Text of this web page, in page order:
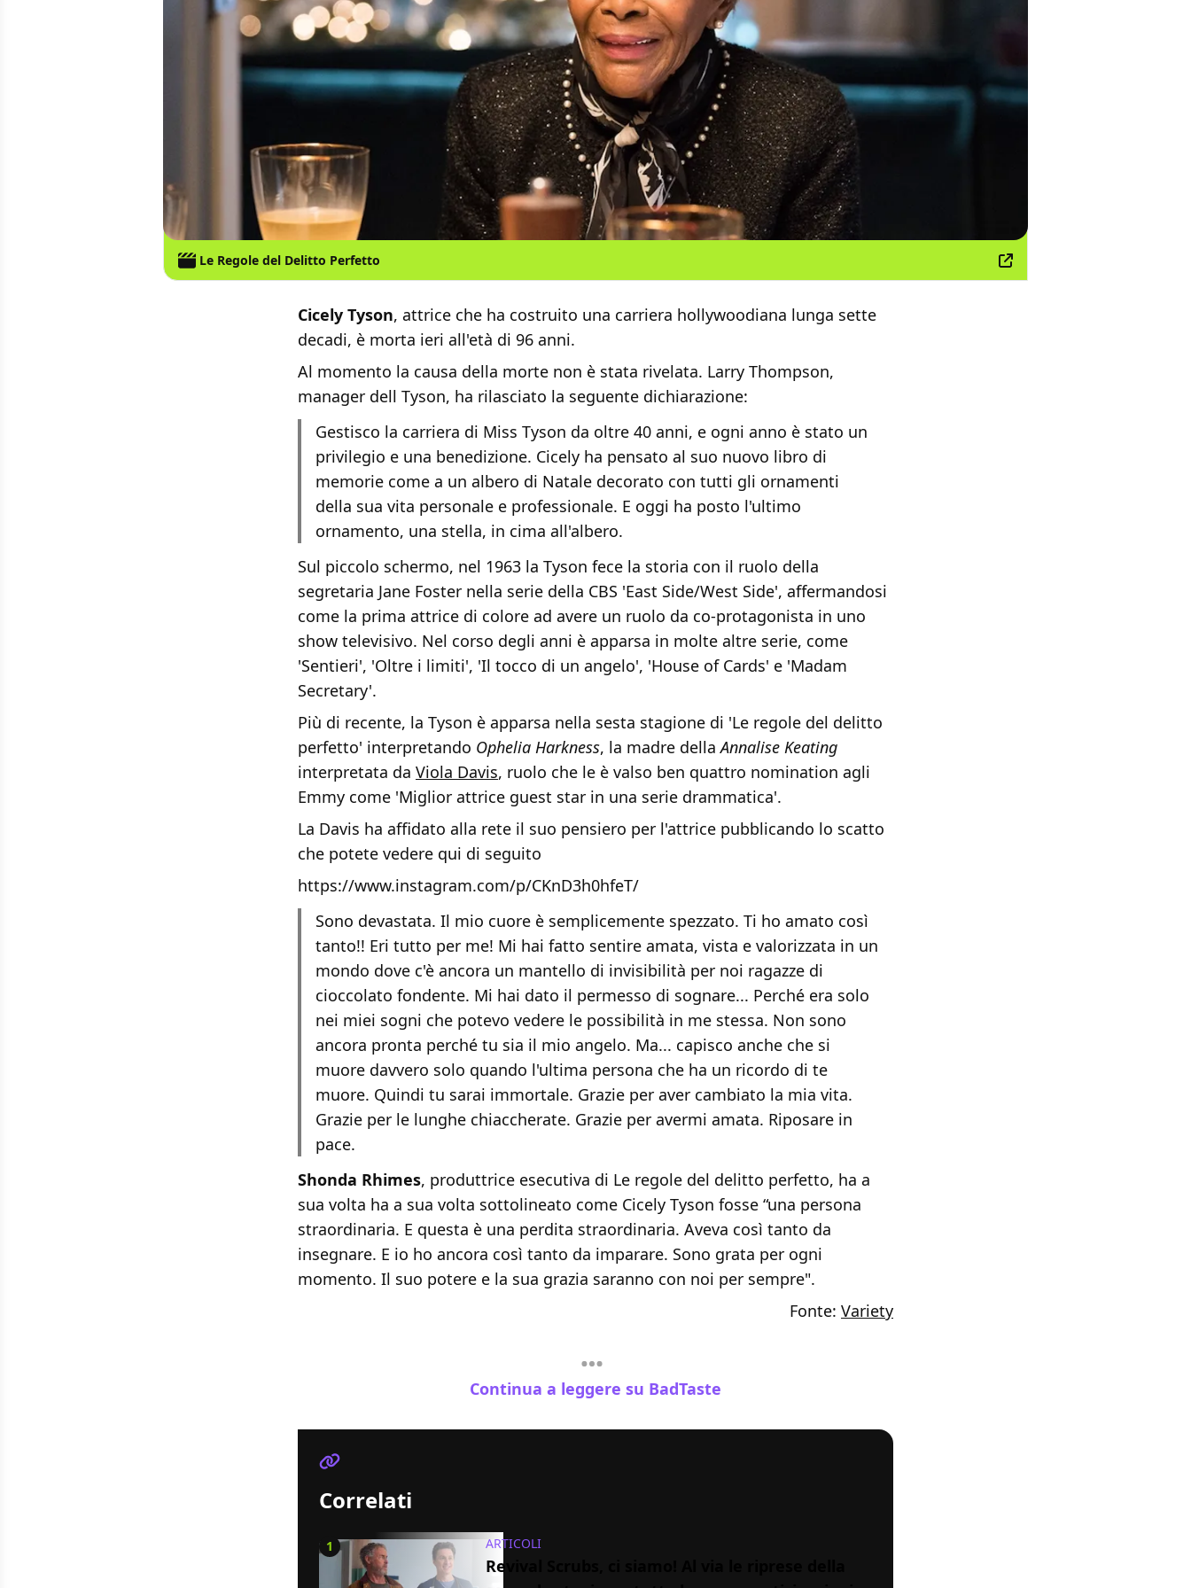
Le Regole del Delitto Perfetto
Cicely Tyson, attrice che ha costruito una carriera hollywoodiana lunga sette
decadi, è morta ieri all'età di 96 anni.
Al momento la causa della morte non è stata rivelata. Larry Thompson,
manager dell Tyson, ha rilasciato la seguente dichiarazione:
Gestisco la carriera di Miss Tyson da oltre 40 anni, e ogni anno è stato un
privilegio e una benedizione. Cicely ha pensato al suo nuovo libro di
memorie come a un albero di Natale decorato con tutti gli ornamenti
della sua vita personale e professionale. E oggi ha posto l'ultimo
ornamento, una stella, in cima all'albero.
Sul piccolo schermo, nel 1963 la Tyson fece la storia con il ruolo della
segretaria Jane Foster nella serie della CBS 'East Side/West Side', affermandosi
come la prima attrice di colore ad avere un ruolo da co-protagonista in uno
show televisivo. Nel corso degli anni è apparsa in molte altre serie, come
'Sentieri', 'Oltre i limiti', 'Il tocco di un angelo', 'House of Cards' e 'Madam
Secretary'.
Più di recente, la Tyson è apparsa nella sesta stagione di 'Le regole del delitto
perfetto' interpretando Ophelia Harkness, la madre della Annalise Keating
interpretata da Viola Davis, ruolo che le è valso ben quattro nomination agli
Emmy come 'Miglior attrice guest star in una serie drammatica'.
La Davis ha affidato alla rete il suo pensiero per l'attrice pubblicando lo scatto
che potete vedere qui di seguito
https://www.instagram.com/p/CKnD3h0hfeT/
Sono devastata. Il mio cuore è semplicemente spezzato. Ti ho amato così
tanto!! Eri tutto per me! Mi hai fatto sentire amata, vista e valorizzata in un
mondo dove c'è ancora un mantello di invisibilità per noi ragazze di
cioccolato fondente. Mi hai dato il permesso di sognare... Perché era solo
nei miei sogni che potevo vedere le possibilità in me stessa. Non sono
ancora pronta perché tu sia il mio angelo. Ma... capisco anche che si
muore davvero solo quando l'ultima persona che ha un ricordo di te
muore. Quindi tu sarai immortale. Grazie per aver cambiato la mia vita.
Grazie per le lunghe chiaccherate. Grazie per avermi amata. Riposare in
pace.
Shonda Rhimes, produttrice esecutiva di Le regole del delitto perfetto, ha a
sua volta ha a sua volta sottolineato come Cicely Tyson fosse “una persona
straordinaria. E questa è una perdita straordinaria. Aveva così tanto da
insegnare. E io ho ancora così tanto da imparare. Sono grata per ogni
momento. Il suo potere e la sua grazia saranno con noi per sempre".
Fonte: Variety
Continua a leggere su BadTaste
Correlati
1 ARTICOLI
Revival Scrubs, ci siamo! Al via le riprese della